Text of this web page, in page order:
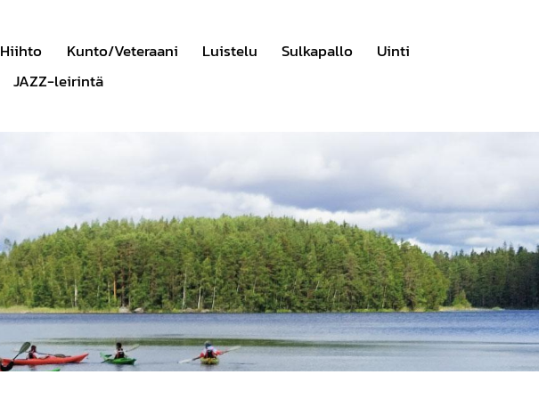
Hiihto Kunto/Veteraani Luistelu Sulkapallo
Uinti
JAZZ-leirintä